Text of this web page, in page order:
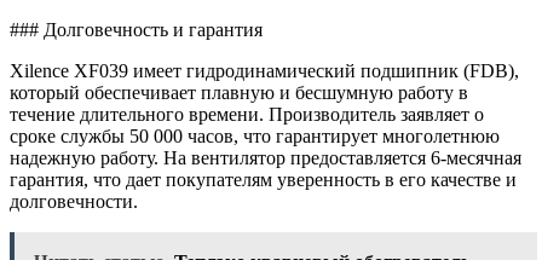
### Долговечность и гарантия
Xilence XF039 имеет гидродинамический подшипник (FDB),
который обеспечивает плавную и бесшумную работу в
течение длительного времени. Производитель заявляет о
сроке службы 50 000 часов, что гарантирует многолетнюю
надежную работу. На вентилятор предоставляется 6-месячная
гарантия, что дает покупателям уверенность в его качестве и
долговечности.